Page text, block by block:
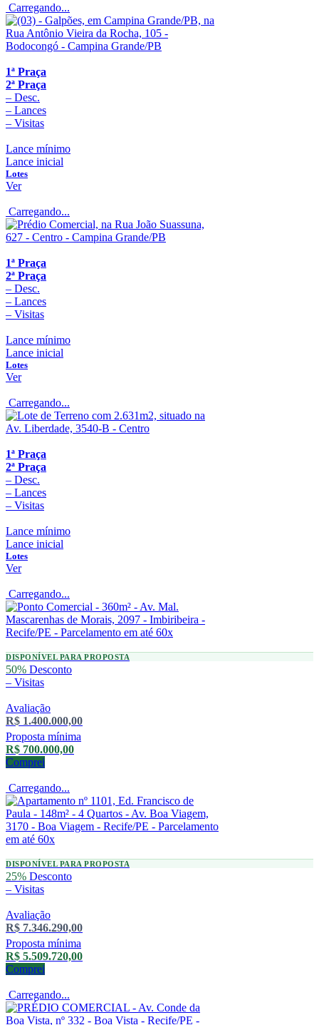
Carregando...
1ª Praça
2ª Praça
– Desc.
– Lances
– Visitas
Lance mínimo
Lance inicial
Lotes
Ver
Carregando...
1ª Praça
2ª Praça
– Desc.
– Lances
– Visitas
Lance mínimo
Lance inicial
Lotes
Ver
Carregando...
1ª Praça
2ª Praça
– Desc.
– Lances
– Visitas
Lance mínimo
Lance inicial
Lotes
Ver
Carregando...
DISPONÍVEL PARA PROPOSTA
50% Desconto
– Visitas
Avaliação
R$ 1.400.000,00
Proposta mínima
R$ 700.000,00
Comprei
Carregando...
DISPONÍVEL PARA PROPOSTA
25% Desconto
– Visitas
Avaliação
R$ 7.346.290,00
Proposta mínima
R$ 5.509.720,00
Comprei
Carregando...